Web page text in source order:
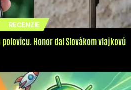
RECENZIE
polovicu. Honor dal Slovákom vlajkovú